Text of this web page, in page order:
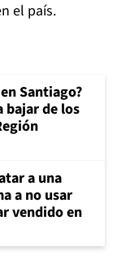
el país.
Santiago?
bajar de los
a una
a no usar
vendido en